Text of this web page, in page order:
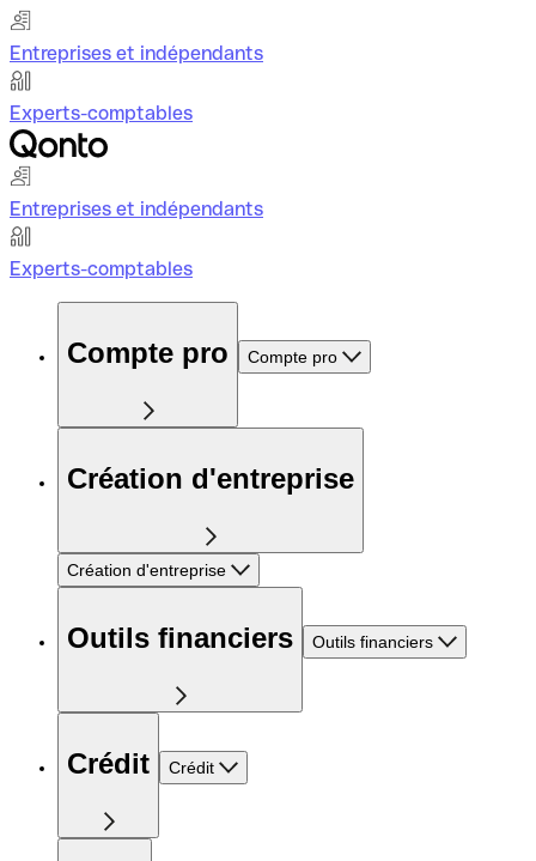
Entreprises et indépendants
Experts-comptables
Entreprises et indépendants
Experts-comptables
Compte pro Compte pro
Création d'entreprise
Création d'entreprise
Outils financiers Outils financiers
Crédit Crédit